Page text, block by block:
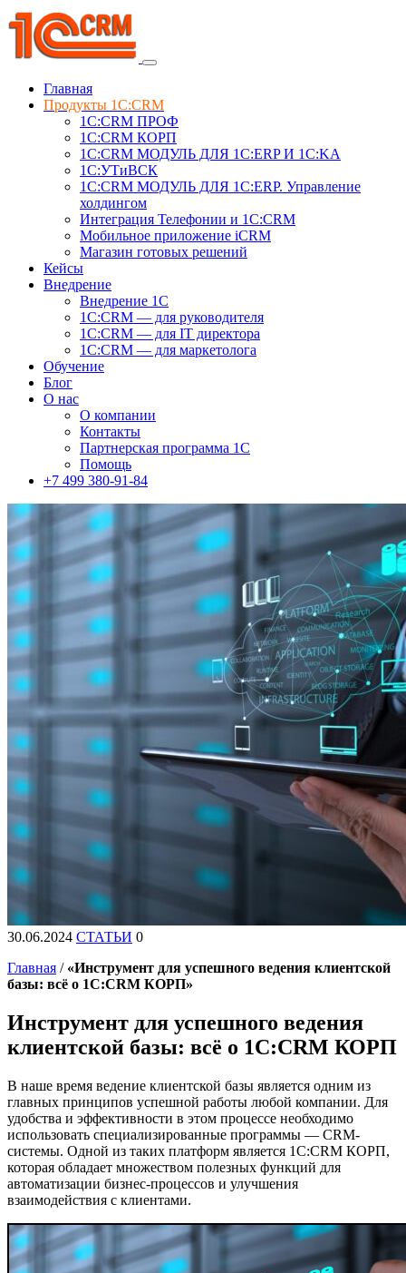
Главная
Продукты 1C:CRM
1С:CRM ПРОФ
1С:CRM КОРП
1С:CRM МОДУЛЬ ДЛЯ 1C:ERP И 1C:KA
1C:УТиВСК
1С:CRM МОДУЛЬ ДЛЯ 1C:ERP. Управление
холдингом
Интеграция Телефонии и 1C:CRM
Мобильное приложение iCRM
Магазин готовых решений
Кейсы
Внедрение
Внедрение 1C
1С:CRM — для руководителя
1С:CRM — для IT директора
1С:CRM — для маркетолога
Обучение
Блог
О нас
О компании
Контакты
Партнерская программа 1С
Помощь
+7 499 380-91-84
30.06.2024 СТАТЬИ 0
Главная / «Инструмент для успешного ведения клиентской
базы: всё о 1C:CRM КОРП»
Инструмент для успешного ведения
клиентской базы: всё о 1C:CRM КОРП
В наше время ведение клиентской базы является одним из
главных принципов успешной работы любой компании. Для
удобства и эффективности в этом процессе необходимо
использовать специализированные программы — CRM-
системы. Одной из таких платформ является 1C:CRM КОРП,
которая обладает множеством полезных функций для
автоматизации бизнес-процессов и улучшения
взаимодействия с клиентами.